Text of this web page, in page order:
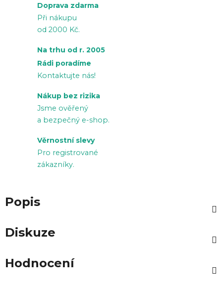
Doprava zdarma
Při nákupu
od 2000 Kč.
Na trhu od r. 2005
Rádi poradíme
Kontaktujte nás!
Nákup bez rizika
Jsme ověřený
a bezpečný e-shop.
Věrnostní slevy
Pro registrované
zákazníky.
Popis
Diskuze
Hodnocení